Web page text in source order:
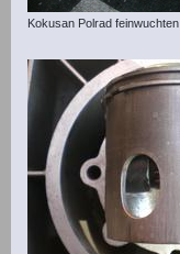
Kokusan Polrad feinwuchten